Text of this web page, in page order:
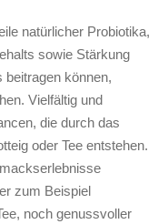
natürlicher Probiotika,
sowie Stärkung
können,
Vielfältig und
die durch das
oder Tee entstehen.
zum Beispiel
noch genussvoller